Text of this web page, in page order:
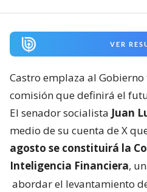
VER
Castro emplaza al
comisión que definirá el
El senador socialista Juan
medio de su cuenta de X
agosto se constituirá la
Inteligencia Financiera,
abordar el levantamiento